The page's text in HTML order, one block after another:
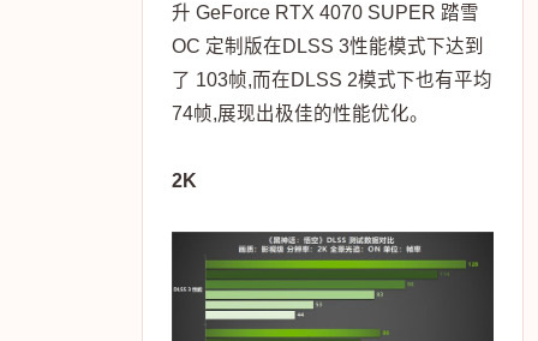
升 GeForce RTX 4070 SUPER 踏雪
OC 定制版在DLSS 3性能模式下达到
了 103帧,而在DLSS 2模式下也有平均
74帧,展现出极佳的性能优化。
2K